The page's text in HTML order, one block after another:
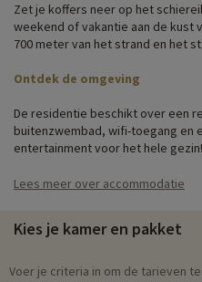
Zet je koffers neer op het
weekend of vakantie aan de kust
700 meter van het strand en het
Ontdek de omgeving
De residentie beschikt over een
buitenzwembad, wifi-toegang en
entertainment voor het hele
De residentie bestaat uit 95
voor gezinnen!
Gezinsactiviteiten ter plaatse
Lees meer over accommodatie
Kies je kamer en pakket
Voer je criteria in om de tarieven